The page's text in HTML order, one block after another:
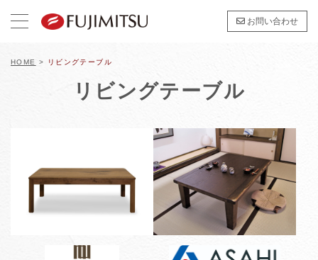
お問い合わせ
HOME > リビングテーブル
リビングテーブル